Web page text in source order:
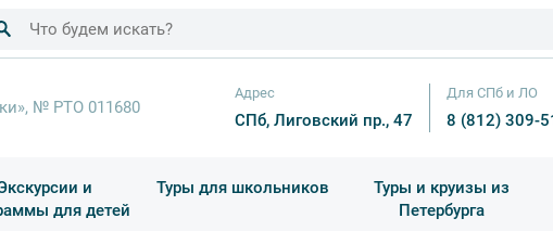
№ РТО 011680
Адрес
СПб, Лиговский пр., 47
Для СПб и ЛО
8 (812) 309-
и
для детей
Туры для школьников
Туры и круизы из
Петербурга